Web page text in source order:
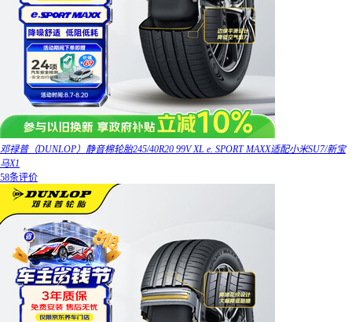
邓禄普（DUNLOP）静音棉轮胎245/40R20 99V XL e. SPORT MAXX适配小米SU7/新宝
马X1
58条评价